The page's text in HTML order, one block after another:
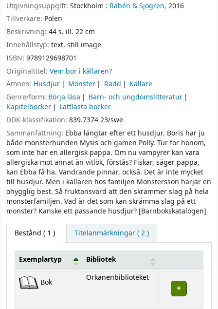
Utgivningsuppgift: Stockholm : Rabén & Sjögren, 2016
Tillverkare: Polen
Beskrivning: 44 s. ill. 22 cm
Innehållstyp: text, still image
ISBN: 9789129698701
Originaltitel: Vem bor i källaren?
Ämnen: Husdjur Monster Rädd
Källare
Genre/form: Börja läsa
Barn- och ungdomslitteratur
Kapitelböcker
Lättlästa böcker
DDK-klassifikation: 839.7374 23/swe
Sammanfattning: Ebba längtar efter ett husdjur. Boris har ju
både monsterhunden Mysis och gamen Polly. Tur för honom,
som inte har en allergisk pappa. Om nu vampyrer kan vara
allergiska mot annat än vitlök, förstås? Fiskar, säger pappa,
kan Ebba få ha. Vandrande pinnar, också. Det är inte mycket
till husdjur. Men i källaren hos familjen Monstersson härjar en
ohygglig best. Så fruktansvärd att den skrämmer slag på hela
monsterfamiljen. Vad är det som kan skrämma slag på ett
monster? Kanske ett passande husdjur? [Barnbokskatalogen]
Bestånd ( 1 ) Titelanmärkningar ( 2 )
Exemplartyp Bibliotek
Bok Orkanenbiblioteket